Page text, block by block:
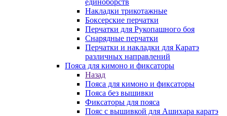
единоборств
Накладки трикотажные
Боксерские перчатки
Перчатки для Рукопашного боя
Снарядные перчатки
Перчатки и накладки для Каратэ
различных направлений
Пояса для кимоно и фиксаторы
Назад
Пояса для кимоно и фиксаторы
Пояса без вышивки
Фиксаторы для пояса
Пояс с вышивкой для Ашихара каратэ